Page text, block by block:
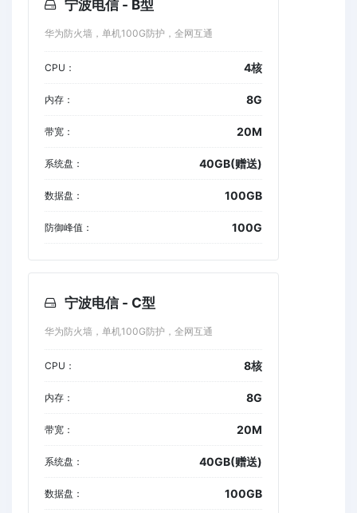
宁波电信 - B型
华为防火墙，单机100G防护，全网互通
CPU： 4核
内存： 8G
带宽： 20M
系统盘： 40GB(赠送)
数据盘： 100GB
防御峰值： 100G
宁波电信 - C型
华为防火墙，单机100G防护，全网互通
CPU： 8核
内存： 8G
带宽： 20M
系统盘： 40GB(赠送)
数据盘： 100GB